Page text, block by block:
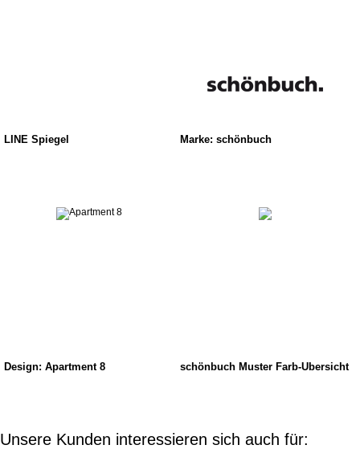
LINE Spiegel Marke: schönbuch
Design: Apartment 8 schönbuch Muster Farb-Übersicht
Unsere Kunden interessieren sich auch für: